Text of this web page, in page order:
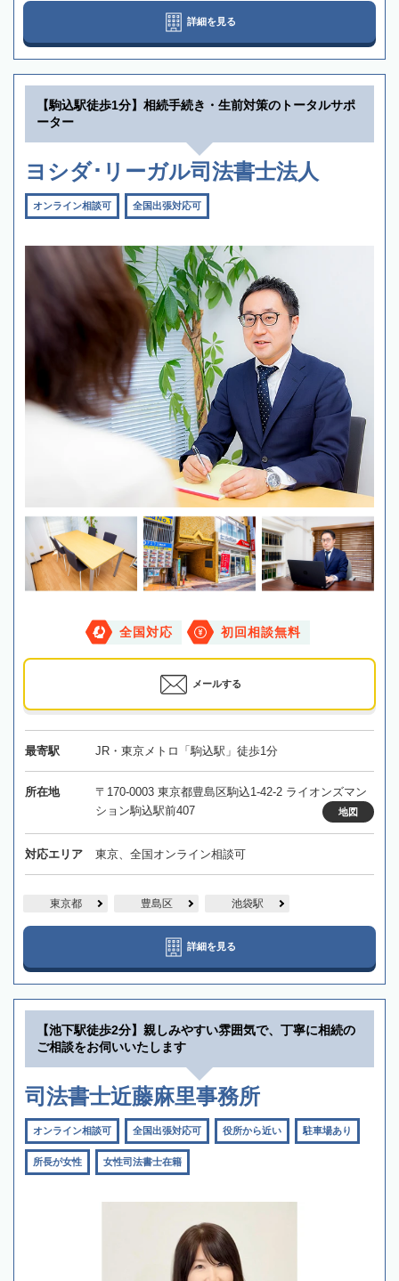
詳細を見る
【駒込駅徒歩1分】相続手続き・生前対策のトータルサポ
ーター
ヨシダ･リーガル司法書士法人
オンライン相談可 全国出張対応可
全国対応 初回相談無料
メールする
最寄駅 JR・東京メトロ「駒込駅」徒歩1分
所在地
〒170-0003 東京都豊島区駒込1-42-2 ライオンズマン
ション駒込駅前407
地図
対応エリア 東京、全国オンライン相談可
東京都 豊島区 池袋駅
詳細を見る
【池下駅徒歩2分】親しみやすい雰囲気で、丁寧に相続の
ご相談をお伺いいたします
司法書士近藤麻里事務所
オンライン相談可 全国出張対応可 役所から近い 駐車場あり
所長が女性 女性司法書士在籍